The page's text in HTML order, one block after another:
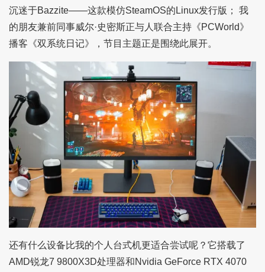
沉迷于Bazzite——这款模仿SteamOS的Linux发行版； 我
的朋友兼前同事威尔·史密斯正与人联合主持《PCWorld》
播客《双系统日记》，节目主题正是围绕此展开。
还有什么设备比我的个人台式机更适合尝试呢？它搭载了
AMD锐龙7 9800X3D处理器和Nvidia GeForce RTX 4070